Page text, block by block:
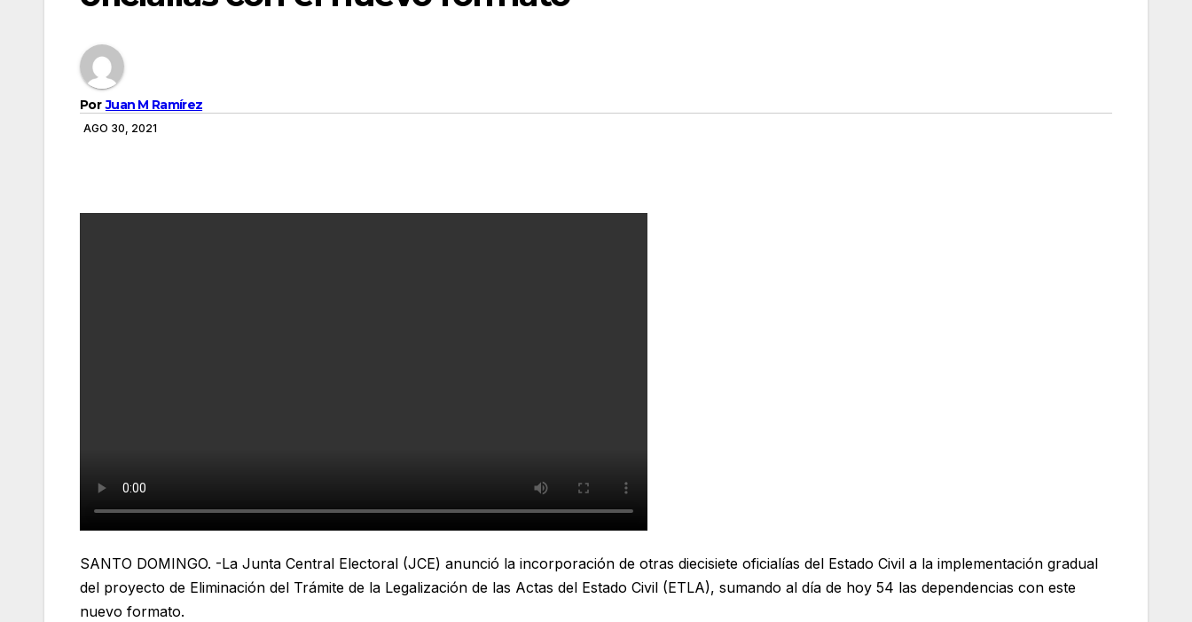
Por Juan M Ramírez
AGO 30, 2021
SANTO DOMINGO. -La Junta Central Electoral (JCE) anunció la incorporación de otras diecisiete oficialías del Estado Civil a la implementación gradual
del proyecto de Eliminación del Trámite de la Legalización de las Actas del Estado Civil (ETLA), sumando al día de hoy 54 las dependencias con este
nuevo formato.